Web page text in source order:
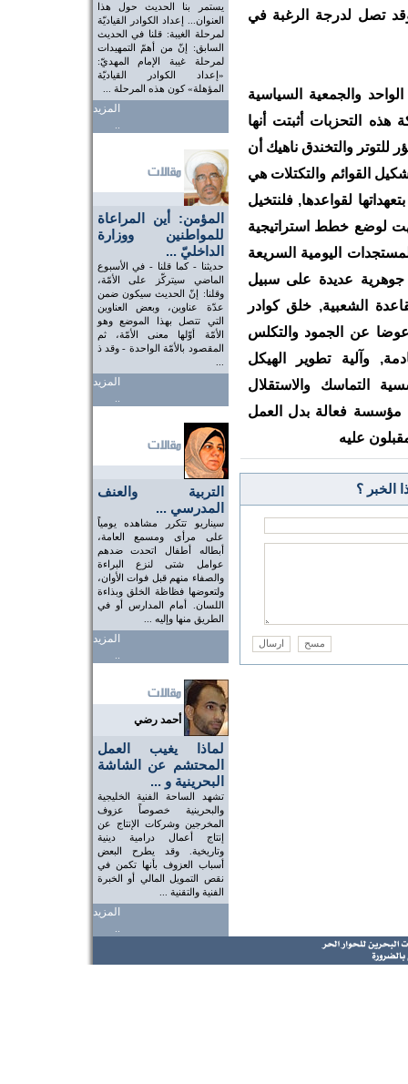
يستمر بنا الحديث حول هذا
العنوان... إعداد الكوادر القياديّة
لمرحلة الغيبة: قلنا في الحديث
السابق: إنّ من أهمّ التمهيدات
لمرحلة غيبة الإمام المهديّ:
«إعداد الكوادر القياديّة
المؤهلة» كون هذه المرحلة ...
المزيد
..
المؤمن: أين المراعاة
للمواطنين ووزارة
الداخليّ ...
حديثنا - كما قلنا - في الأسبوع
الماضي سيتركّز على الأمّة،
وقلنا: إنّ الحديث سيكون ضمن
عدّة عناوين، وبعض العناوين
التي تتصل بهذا الموضع وهو
الأمّة أوّلها معنى الأمّة، ثم
المقصود بالأمّة الواحدة - وقد ذ
المزيد
..
التربية والعنف
المدرسي ...
سيناريو تتكرر مشاهده يومياً
على مرأى ومسمع العامة،
أبطاله أطفال اتحدت ضدهم
عوامل شتى لنزع البراءة
والصفاء منهم قبل فوات الأوان،
ولتعوضها فظاظة الخلق وبذاءة
اللسان. أمام المدارس أو في
الطريق منها وإليه ...
المزيد
..
أحمد رضي
لماذا يغيب العمل
المحتشم عن الشاشة
البحرينية و ...
تشهد الساحة الفنية الخليجية
والبحرينية خصوصاً عزوف
المخرجين وشركات الإنتاج عن
إنتاج أعمال درامية دينية
وتاريخية. وقد يطرح البعض
أسباب العزوف بأنها تكمن في
نقص التمويل المالي أو الخبرة
الفنية والتقنية ...
المزيد
..
تصل لدرجة الرغبة في
والجمعية السياسية
هذه التحزبات أثبتت أنها
والتخندق ناهيك أن
القوائم والتكتلات هي
لقواعدها, فلنتخيل
لوضع خطط استراتيجية
اليومية السريعة
جوهرية عديدة على سبيل
الشعبية, خلق كوادر
عن الجمود والتكلس
وآلية تطوير الهيكل
التماسك والاستقلال
مؤسسة فعالة بدل العمل
عليه
الخبر ؟